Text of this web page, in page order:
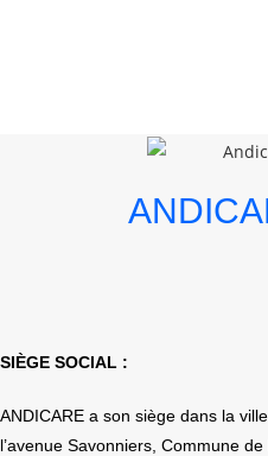
SIÈGE SOCIAL :
ANDICARE a son siège dans la
l’avenue Savonniers, Commune de